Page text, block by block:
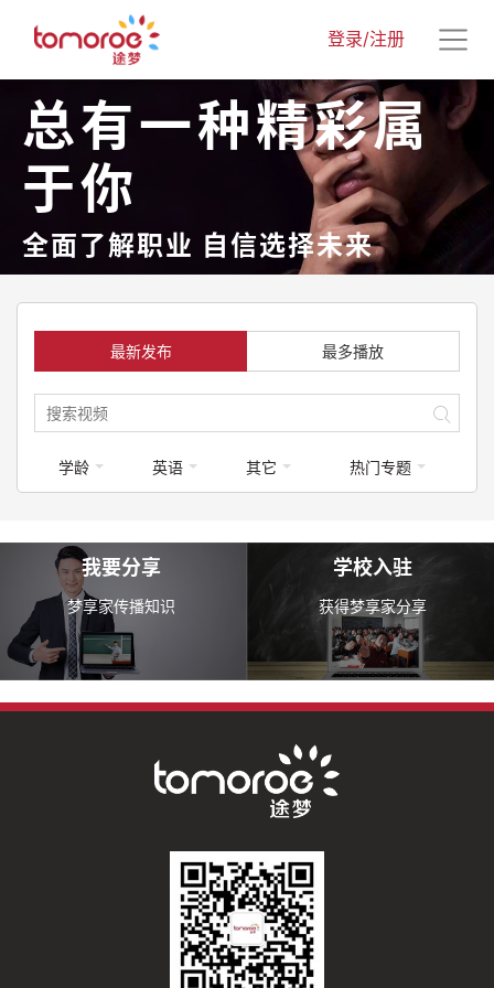
登录/注册
总有一种精彩属
于你
全面了解职业 自信选择未来
最新发布 最多播放
学龄 英语 其它 热门专题
我要分享
梦享家传播知识
学校入驻
获得梦享家分享